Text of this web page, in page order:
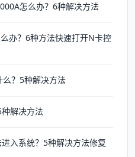
怎么办？6种解决方法
办？6种方法快速打开N卡控
？5种解决方法
解决方法
入系统？5种解决方法修复